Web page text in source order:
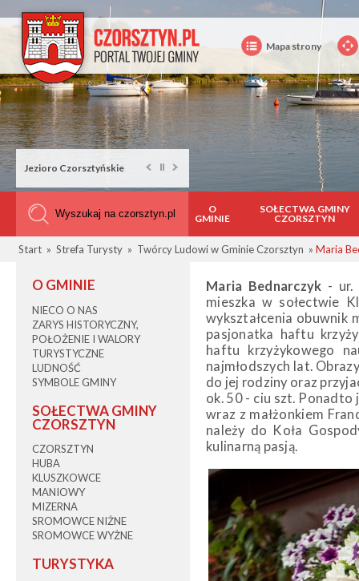
Mapa strony
Jezioro Czorsztyńskie
O
GMINIE
SOŁECTWA GMINY
CZORSZTYN
Start » Strefa Turysty » Twórcy Ludowi w Gminie Czorsztyn » Maria
O GMINIE
NIECO O NAS
ZARYS HISTORYCZNY,
POŁOŻENIE I WALORY
TURYSTYCZNE
LUDNOŚĆ
SYMBOLE GMINY
SOŁECTWA GMINY
CZORSZTYN
CZORSZTYN
HUBA
KLUSZKOWCE
MANIOWY
MIZERNA
SROMOWCE NIŻNE
SROMOWCE WYŻNE
TURYSTYKA
Maria Bednarczyk - ur.
mieszka w sołectwie
wykształcenia obuwnik
pasjonatka haftu
haftu krzyżykowego
najmłodszych lat.
do jej rodziny oraz
ok. 50 - ciu szt.
wraz z małżonkiem
należy do Koła
kulinarną pasją.